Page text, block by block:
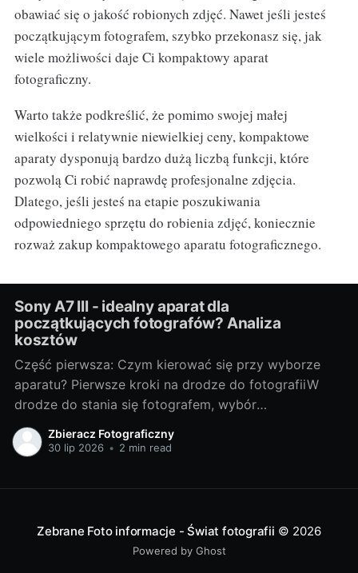
obawiać się o jakość robionych zdjęć. Nawet jeśli jesteś
początkującym fotografem, szybko przekonasz się, jak
wiele możliwości daje Ci kompaktowy aparat
fotograficzny.
Warto także podkreślić, że pomimo swojej małej
wielkości i relatywnie niewielkiej ceny, kompaktowe
aparaty dysponują bardzo dużą liczbą funkcji, które
pozwolą Ci robić naprawdę profesjonalne zdjęcia.
Dlatego, jeśli jesteś na etapie poszukiwania
odpowiedniego sprzętu do robienia zdjęć, koniecznie
rozważ zakup kompaktowego aparatu fotograficznego.
Sony A7 III - idealny aparat dla
początkujących fotografów? Analiza
kosztów
Część pierwsza: Czym kierować się przy wyborze
aparatu? Pierwsze kroki na drodze do fotografiiW
drodze do stania się fotografem, wybór
odpowiedniego sprzętu jest jednym z
najważniejszych kroków. Bez względu na to, czy
Zbieracz Fotograficzny
30 lip 2026 • 2 min read
Zebrane Foto informacje - Świat fotografii © 2026
Powered by Ghost